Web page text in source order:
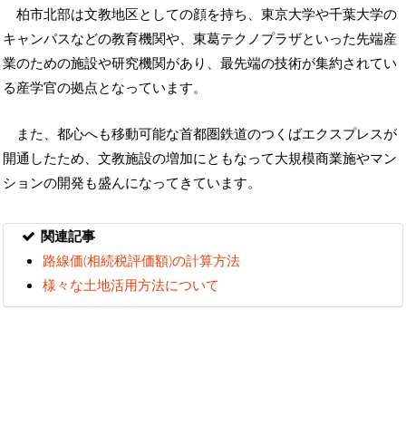
柏市北部は文教地区としての顔を持ち、東京大学や千葉大学の
キャンパスなどの教育機関や、東葛テクノプラザといった先端産
業のための施設や研究機関があり、最先端の技術が集約されてい
る産学官の拠点となっています。
また、都心へも移動可能な首都圏鉄道のつくばエクスプレスが
開通したため、文教施設の増加にともなって大規模商業施やマン
ションの開発も盛んになってきています。
関連記事
路線価(相続税評価額)の計算方法
様々な土地活用方法について